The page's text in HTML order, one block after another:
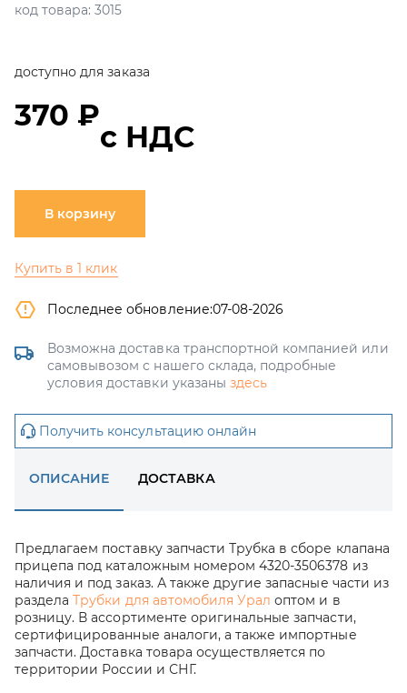
код товара: 3015
доступно для заказа
370 ₽
с НДС
В корзину
Купить в 1 клик
Последнее обновление:07-08-2026
Возможна доставка транспортной компанией или
самовывозом с нашего склада, подробные
условия доставки указаны здесь
Получить консультацию онлайн
ОПИСАНИЕ ДОСТАВКА
Предлагаем поставку запчасти Трубка в сборе клапана
прицепа под каталожным номером 4320-3506378 из
наличия и под заказ. А также другие запасные части из
разделаТрубки для автомобиля Урал оптом и в
розницу. В ассортименте оригинальные запчасти,
сертифицированные аналоги, а также импортные
запчасти. Доставка товара осуществляется по
территории России и СНГ.